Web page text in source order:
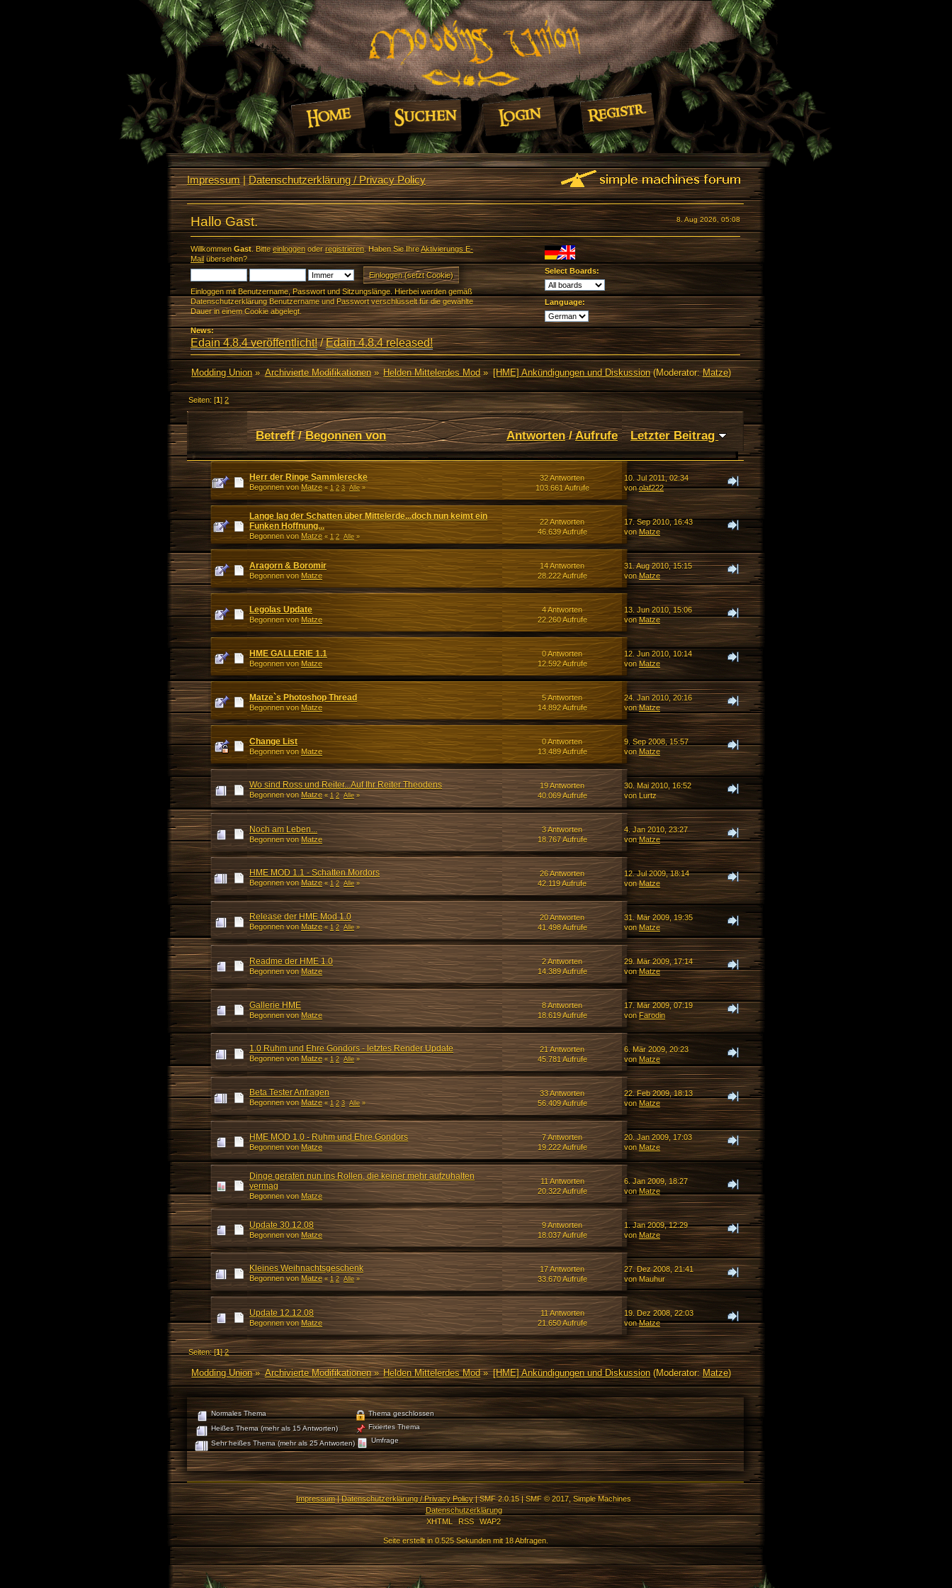
Impressum|Datenschutzerklärung / Privacy Policy
8. Aug 2026, 05:08
Hallo Gast.
Willkommen Gast. Bitte einloggenoderregistrieren. Haben Sie IhreAktivierungs E-
Mailübersehen?
Einloggen mit Benutzername, Passwort und Sitzungslänge. Hierbei werden gemäß
Datenschutzerklärung Benutzername und Passwort verschlüsselt für die gewählte
Dauer in einem Cookie abgelegt.
Select Boards:
Language:
News:
Edain 4.8.4 veröffentlicht!/Edain 4.8.4 released!
Modding Union» Archivierte Modifikationen» Helden Mittelerdes Mod» [HME] Ankündigungen und Diskussion(Moderator:Matze)
Seiten: [1]2
Betreff/Begonnen von Antworten/Aufrufe Letzter Beitrag
Herr der Ringe Sammlerecke
Begonnen von Matze «1 2 3 Alle»
32 Antworten
103.661 Aufrufe
10. Jul 2011, 02:34
vonolaf222
Lange lag der Schatten über Mittelerde...doch nun keimt ein
Funken Hoffnung...
Begonnen von Matze « 1 2 Alle »
22 Antworten
46.639 Aufrufe
17. Sep 2010, 16:43
vonMatze
Aragorn & Boromir
Begonnen von Matze
14 Antworten
28.222 Aufrufe
31. Aug 2010, 15:15
vonMatze
Legolas Update
Begonnen von Matze
4 Antworten
22.260 Aufrufe
13. Jun 2010, 15:06
vonMatze
HME GALLERIE 1.1
Begonnen von Matze
0 Antworten
12.592 Aufrufe
12. Jun 2010, 10:14
von Matze
Matze`s Photoshop Thread
Begonnen von Matze
5 Antworten
14.892 Aufrufe
24. Jan 2010, 20:16
vonMatze
Change List
Begonnen von Matze
0 Antworten
13.489 Aufrufe
9. Sep 2008, 15:57
vonMatze
Wo sind Ross und Reiter...Auf Ihr Reiter Theodens
Begonnen von Matze «1 2 Alle»
19 Antworten
40.069 Aufrufe
30. Mai 2010, 16:52
von Lurtz
Noch am Leben...
Begonnen von Matze
3 Antworten
18.767 Aufrufe
4. Jan 2010, 23:27
vonMatze
HME MOD 1.1 - Schatten Mordors
Begonnen von Matze «1 2 Alle»
26 Antworten
42.119 Aufrufe
12. Jul 2009, 18:14
vonMatze
Release der HME Mod 1.0
Begonnen von Matze «1 2 Alle»
20 Antworten
41.498 Aufrufe
31. Mär 2009, 19:35
von Matze
Readme der HME 1.0
Begonnen von Matze
2 Antworten
14.389 Aufrufe
29. Mär 2009, 17:14
vonMatze
Gallerie HME
Begonnen von Matze
8 Antworten
18.619 Aufrufe
17. Mär 2009, 07:19
vonFarodin
1.0 Ruhm und Ehre Gondors - letztes Render Update
Begonnen von Matze «1 2 Alle»
21 Antworten
45.781 Aufrufe
6. Mär 2009, 20:23
vonMatze
Beta Tester Anfragen
Begonnen von Matze «1 2 3 Alle»
33 Antworten
56.409 Aufrufe
22. Feb 2009, 18:13
vonMatze
HME MOD 1.0 - Ruhm und Ehre Gondors
Begonnen von Matze
7 Antworten
19.222 Aufrufe
20. Jan 2009, 17:03
von Matze
Dinge geraten nun ins Rollen, die keiner mehr aufzuhalten
vermag
Begonnen vonMatze
11 Antworten
20.322 Aufrufe
6. Jan 2009, 18:27
vonMatze
Update 30.12.08
Begonnen von Matze
9 Antworten
18.037 Aufrufe
1. Jan 2009, 12:29
vonMatze
Kleines Weihnachtsgeschenk
Begonnen von Matze «1 2 Alle»
17 Antworten
33.670 Aufrufe
27. Dez 2008, 21:41
von Mauhur
Update 12.12.08
Begonnen von Matze
11 Antworten
21.650 Aufrufe
19. Dez 2008, 22:03
vonMatze
Seiten: [1]2
Modding Union» Archivierte Modifikationen» Helden Mittelerdes Mod» [HME] Ankündigungen und Diskussion(Moderator:Matze)
Normales Thema
Heißes Thema (mehr als 15 Antworten)
Sehr heißes Thema (mehr als 25 Antworten)
Thema geschlossen
Fixiertes Thema
Umfrage
Impressum|Datenschutzerklärung / Privacy Policy|SMF 2.0.15|SMF © 2017,Simple Machines
Datenschutzerklärung
XHTML
RSS WAP2
Seite erstellt in 0.525 Sekunden mit 18 Abfragen.